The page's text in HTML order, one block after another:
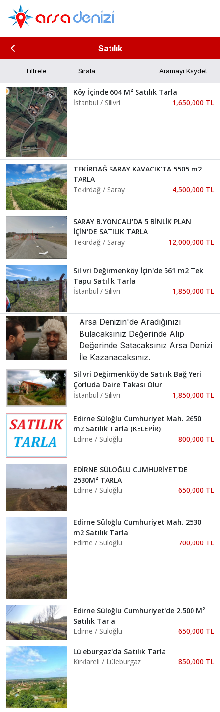
Satılık
Filtrele Aramayı Kaydet
Köy İçinde 604 M² Satılık Tarla
İstanbul / Silivri
1,650,000 TL
TEKİRDAĞ SARAY KAVACIK'TA 5505 m2
TARLA
Tekirdağ / Saray
4,500,000 TL
SARAY B.YONCALI'DA 5 BİNLİK PLAN
İÇİN'DE SATILIK TARLA
Tekirdağ / Saray
12,000,000 TL
Silivri Değirmenköy İçin'de 561 m2 Tek
Tapu Satılık Tarla
İstanbul / Silivri
1,850,000 TL
Arsa Denizin'de Aradığınızı
Bulacaksınız Değerinde Alıp
Değerinde Satacaksınız Arsa Denizi
İle Kazanacaksınız.
Silivri Değirmenköy'de Satılık Bağ Yeri
Çorluda Daire Takası Olur
İstanbul / Silivri
1,850,000 TL
Edirne Süloğlu Cumhuriyet Mah. 2650
m2 Satılık Tarla (KELEPİR)
Edirne / Süloğlu
800,000 TL
EDİRNE SÜLOĞLU CUMHURİYET'DE
2530M² TARLA
Edirne / Süloğlu
650,000 TL
Edirne Süloğlu Cumhuriyet Mah. 2530
m2 Satılık Tarla
Edirne / Süloğlu
700,000 TL
Edirne Süloğlu Cumhuriyet'de 2.500 M²
Satılık Tarla
Edirne / Süloğlu
650,000 TL
Lüleburgaz'da Satılık Tarla
Kırklareli / Lüleburgaz
850,000 TL